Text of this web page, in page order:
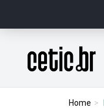
Página inicial
Home